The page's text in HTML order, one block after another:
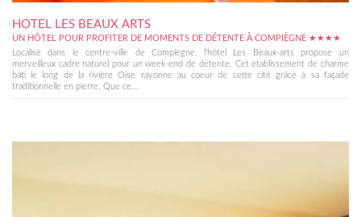
HOTEL LES BEAUX ARTS
UN HÔTEL POUR PROFITER DE MOMENTS DE DÉTENTE À COMPIÈGNE ★★★★
Localisé dans le centre-ville de Compiègne, l'hôtel Les Beaux-arts propose un
merveilleux cadre naturel pour un week-end de détente. Cet établissement de charme
bâti le long de la rivière Oise rayonne au coeur de cette cité grâce à sa façade
traditionnelle en pierre. Que ce...